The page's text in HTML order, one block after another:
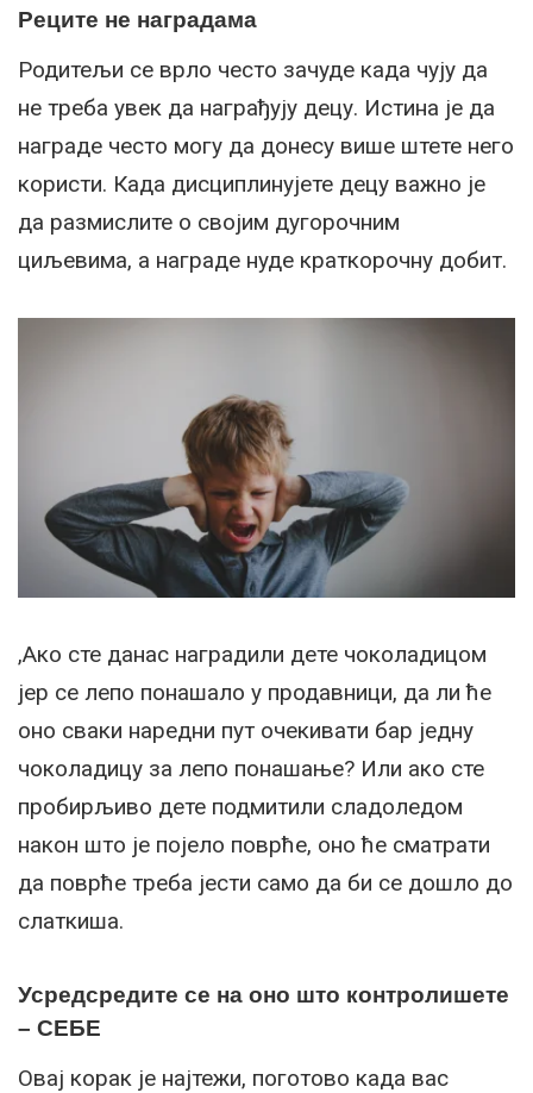
Реците не наградама
Родитељи се врло често зачуде када чују да
не треба увек да награђују децу. Истина је да
награде често могу да донесу више штете него
користи. Када дисциплинујете децу важно је
да размислите о својим дугорочним
циљевима, а награде нуде краткорочну добит.
,Ако сте данас наградили дете чоколадицом
јер се лепо понашало у продавници, да ли ће
оно сваки наредни пут очекивати бар једну
чоколадицу за лепо понашање? Или ако сте
пробирљиво дете подмитили сладоледом
након што је појело поврће, оно ће сматрати
да поврће треба јести само да би се дошло до
слаткиша.
Усредсредите се на оно што контролишете
– СЕБЕ
Овај корак је најтежи, поготово када вас